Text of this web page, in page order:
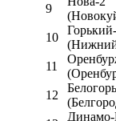
9
10
11
12